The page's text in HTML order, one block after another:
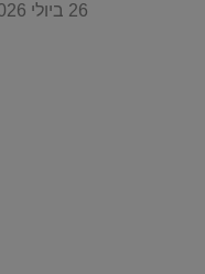
26 ביולי 2026